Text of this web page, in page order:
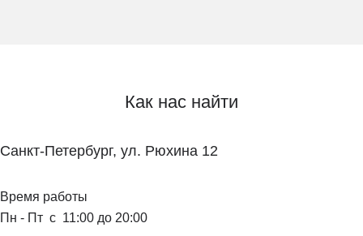
Как нас найти
Санкт-Петербург, ул. Рюхина 12
Время работы
Пн - Пт с 11:00 до 20:00